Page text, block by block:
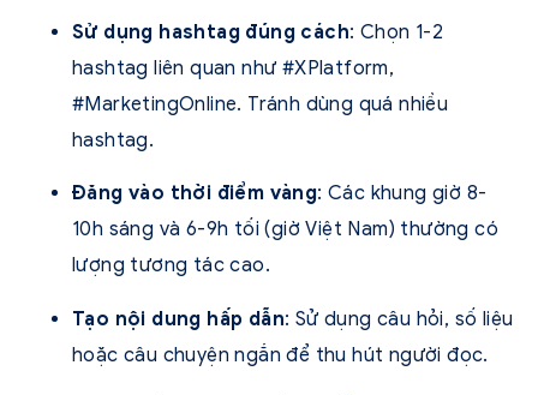
Sử dụng hashtag đúng cách: Chọn 1-2
hashtag liên quan như #XPlatform,
#MarketingOnline. Tránh dùng quá nhiều
hashtag.
Đăng vào thời điểm vàng: Các khung giờ 8-
10h sáng và 6-9h tối (giờ Việt Nam) thường có
lượng tương tác cao.
Tạo nội dung hấp dẫn: Sử dụng câu hỏi, số liệu
hoặc câu chuyện ngắn để thu hút người đọc.